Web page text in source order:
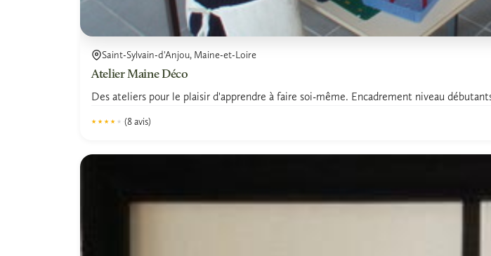
Saint-Sylvain-d'Anjou, Maine-et-Loire
Atelier Maine Déco
Des ateliers pour le plaisir d'apprendre à faire soi-même. Encadrement niveau
★★★★★
★★★★★ (8 avis)